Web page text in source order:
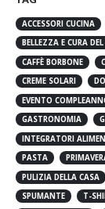
ACCESSORI CUCINA
BELLEZZA E CURA
CAFFÈ BORBONE
CREME SOLARI
EVENTO
GASTRONOMIA
INTEGRATORI
PASTA
PULIZIA DELLA CASA
SPUMANTE
T-